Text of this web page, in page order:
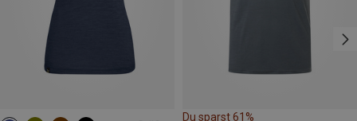
Du sparst 61%